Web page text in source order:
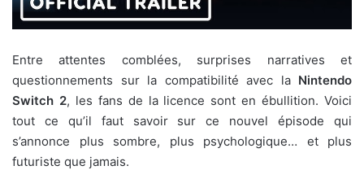
Entre attentes comblées, surprises narratives et
questionnements sur la compatibilité avec la Nintendo
Switch 2, les fans de la licence sont en ébullition. Voici
tout ce qu’il faut savoir sur ce nouvel épisode qui
s’annonce plus sombre, plus psychologique… et plus
futuriste que jamais.